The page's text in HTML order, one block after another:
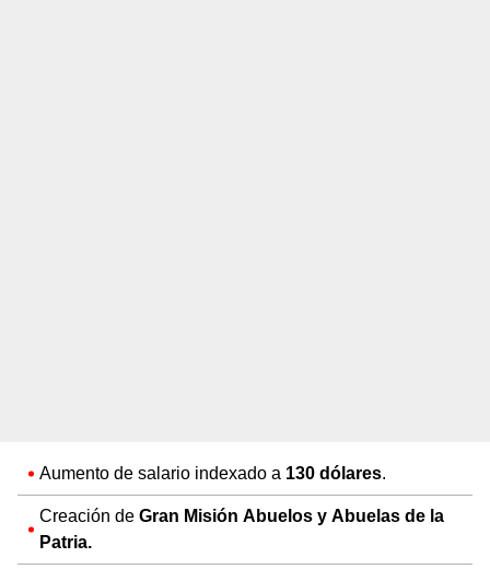
Aumento de salario indexado a 130 dólares.
Creación de Gran Misión Abuelos y Abuelas de la
Patria.